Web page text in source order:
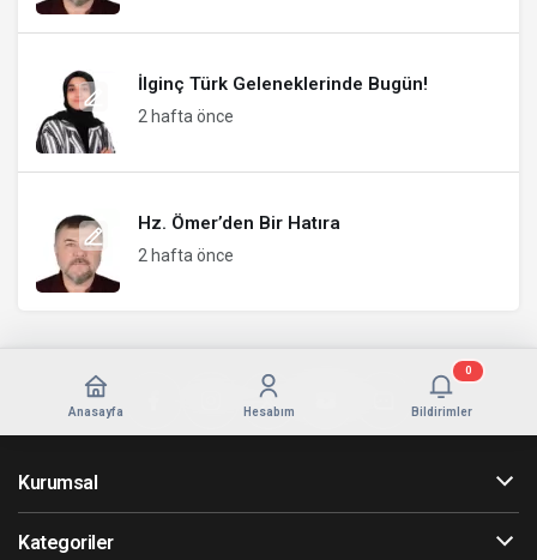
İlginç Türk Geleneklerinde Bugün!
2 hafta önce
Hz. Ömer’den Bir Hatıra
2 hafta önce
Anasayfa Hesabım Bildirimler
0
Kurumsal
Kategoriler